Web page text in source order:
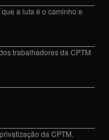
a luta é o caminho e
trabalhadores da CPTM
da CPTM.